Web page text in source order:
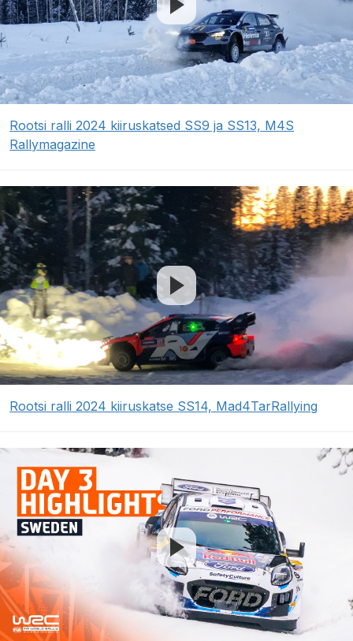
Rootsi ralli 2024 kiiruskatsed SS9 ja SS13, M4S
Rallymagazine
Rootsi ralli 2024 kiiruskatse SS14, Mad4TarRallying